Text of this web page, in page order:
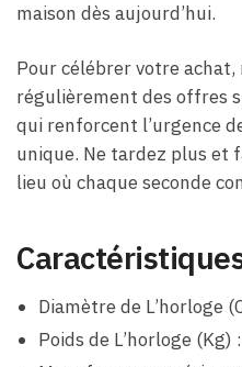
maison dès aujourd’hui.
Pour célébrer votre achat,
régulièrement des offres
qui renforcent l’urgence
unique. Ne tardez plus et
lieu où chaque seconde
Diamètre de L’horloge
Poids de L’horloge (Kg)